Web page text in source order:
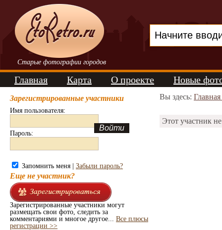
Старые фотографии городов
Главная Карта О проекте Новые
Зарегистрированные участники
Имя пользователя:
Пароль:
Запомнить меня | Забыли пароль?
Еще не участник?
Зарегистрированные участники могут
размещать свои фото, следить за
комментариями и многое другое... Все плюсы
регистрации >>
Вы здесь:
Этот участник